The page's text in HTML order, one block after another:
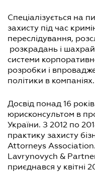
Спеціалізується на
захисту під час
переслідування,
розкрадань і
системи
розробки і
політики в компаніях.
Досвід понад 16
юрисконсультом в
України. З 2012 по
практику захисту
Attorneys
Lavrynovych &
приєднався у квітні